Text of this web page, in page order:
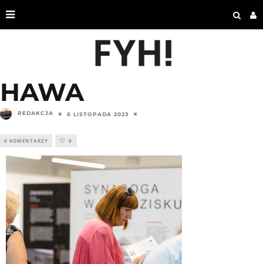
HAWA
REDAKCJA 6 LISTOPADA 2023
0 KOMENTARZY 0